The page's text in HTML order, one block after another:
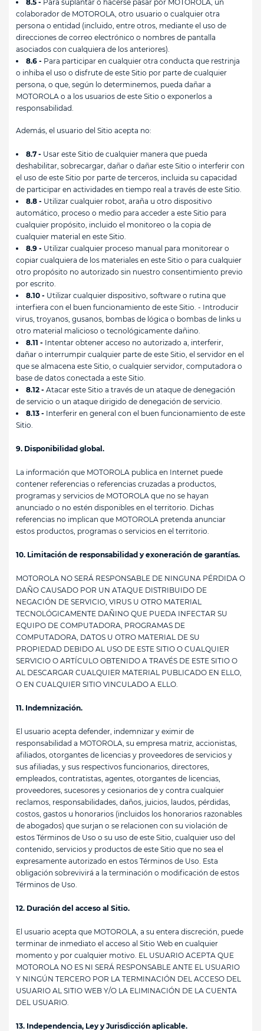
8.5 - Para suplantar o hacerse pasar por MOTOROLA, un
colaborador de MOTOROLA, otro usuario o cualquier otra
persona o entidad (incluido, entre otros, mediante el uso de
direcciones de correo electrónico o nombres de pantalla
asociados con cualquiera de los anteriores).
8.6 - Para participar en cualquier otra conducta que restrinja
o inhiba el uso o disfrute de este Sitio por parte de cualquier
persona, o que, según lo determinemos, pueda dañar a
MOTOROLA o a los usuarios de este Sitio o exponerlos a
responsabilidad.
Además, el usuario del Sitio acepta no:
8.7 - Usar este Sitio de cualquier manera que pueda
deshabilitar, sobrecargar, dañar o dañar este Sitio o interferir con
el uso de este Sitio por parte de terceros, incluida su capacidad
de participar en actividades en tiempo real a través de este Sitio.
8.8 - Utilizar cualquier robot, araña u otro dispositivo
automático, proceso o medio para acceder a este Sitio para
cualquier propósito, incluido el monitoreo o la copia de
cualquier material en este Sitio.
8.9 - Utilizar cualquier proceso manual para monitorear o
copiar cualquiera de los materiales en este Sitio o para cualquier
otro propósito no autorizado sin nuestro consentimiento previo
por escrito.
8.10 - Utilizar cualquier dispositivo, software o rutina que
interfiera con el buen funcionamiento de este Sitio. - Introducir
virus, troyanos, gusanos, bombas de lógica o bombas de links u
otro material malicioso o tecnológicamente dañino.
8.11 - Intentar obtener acceso no autorizado a, interferir,
dañar o interrumpir cualquier parte de este Sitio, el servidor en el
que se almacena este Sitio, o cualquier servidor, computadora o
base de datos conectada a este Sitio.
8.12 - Atacar este Sitio a través de un ataque de denegación
de servicio o un ataque dirigido de denegación de servicio.
8.13 - Interferir en general con el buen funcionamiento de este
Sitio.
9. Disponibilidad global.
La información que MOTOROLA publica en Internet puede
contener referencias o referencias cruzadas a productos,
programas y servicios de MOTOROLA que no se hayan
anunciado o no estén disponibles en el territorio. Dichas
referencias no implican que MOTOROLA pretenda anunciar
estos productos, programas o servicios en el territorio.
10. Limitación de responsabilidad y exoneración de garantías.
MOTOROLA NO SERÁ RESPONSABLE DE NINGUNA PÉRDIDA O
DAÑO CAUSADO POR UN ATAQUE DISTRIBUIDO DE
NEGACIÓN DE SERVICIO, VIRUS U OTRO MATERIAL
TECNOLÓGICAMENTE DAÑINO QUE PUEDA INFECTAR SU
EQUIPO DE COMPUTADORA, PROGRAMAS DE
COMPUTADORA, DATOS U OTRO MATERIAL DE SU
PROPIEDAD DEBIDO AL USO DE ESTE SITIO O CUALQUIER
SERVICIO O ARTÍCULO OBTENIDO A TRAVÉS DE ESTE SITIO O
AL DESCARGAR CUALQUIER MATERIAL PUBLICADO EN ELLO,
O EN CUALQUIER SITIO VINCULADO A ELLO.
11. Indemnización.
El usuario acepta defender, indemnizar y eximir de
responsabilidad a MOTOROLA, su empresa matriz, accionistas,
afiliados, otorgantes de licencias y proveedores de servicios y
sus afiliadas, y sus respectivos funcionarios, directores,
empleados, contratistas, agentes, otorgantes de licencias,
proveedores, sucesores y cesionarios de y contra cualquier
reclamos, responsabilidades, daños, juicios, laudos, pérdidas,
costos, gastos u honorarios (incluidos los honorarios razonables
de abogados) que surjan o se relacionen con su violación de
estos Términos de Uso o su uso de este Sitio, cualquier uso del
contenido, servicios y productos de este Sitio que no sea el
expresamente autorizado en estos Términos de Uso. Esta
obligación sobrevivirá a la terminación o modificación de estos
Términos de Uso.
12. Duración del acceso al Sitio.
El usuario acepta que MOTOROLA, a su entera discreción, puede
terminar de inmediato el acceso al Sitio Web en cualquier
momento y por cualquier motivo. EL USUARIO ACEPTA QUE
MOTOROLA NO ES NI SERÁ RESPONSABLE ANTE EL USUARIO
Y NINGÚN TERCERO POR LA TERMINACIÓN DEL ACCESO DEL
USUARIO AL SITIO WEB Y/O LA ELIMINACIÓN DE LA CUENTA
DEL USUARIO.
13. Independencia, Ley y Jurisdicción aplicable.